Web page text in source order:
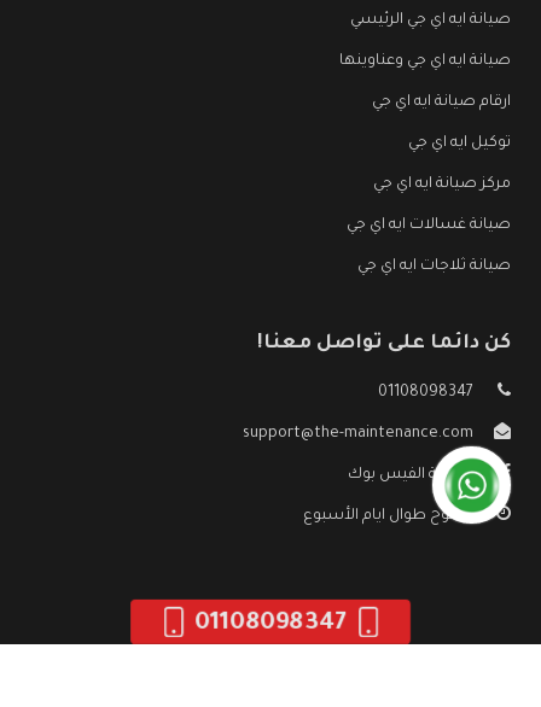
صيانة ايه اي جي الرئيسي
صيانة ايه اي جي وعناوينها
ارقام صيانة ايه اي جي
توكيل ايه اي جي
مركز صيانة ايه اي جي
صيانة غسالات ايه اي جي
صيانة ثلاجات ايه اي جي
كن دائما على تواصل معنا!
01108098347
support@the-maintenance.com
صفحة الفيس بوك
مفتوح طوال ايام الأسبوع
01108098347